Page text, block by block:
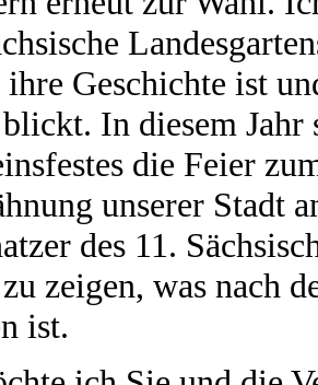
ihre Geschichte ist
In diesem Jahr
die Feier
unserer Stadt
des 11.
zu zeigen, was nach
ist.